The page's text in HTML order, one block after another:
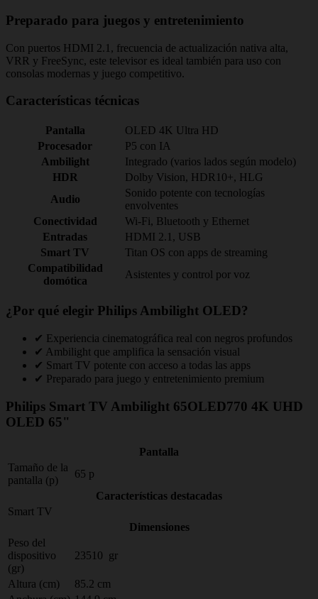
Preparado para juegos y entretenimiento
Con puertos HDMI 2.1, frecuencia de actualización nativa alta,
VRR y FreeSync, este televisor es ideal también para uso con
consolas modernas y juego competitivo.
Características técnicas
Pantalla
OLED 4K Ultra HD
Procesador
P5 con IA
Ambilight
Integrado (varios lados según modelo)
HDR
Dolby Vision, HDR10+, HLG
Audio
Sonido potente con tecnologías
envolventes
Conectividad
Wi‑Fi, Bluetooth y Ethernet
Entradas
HDMI 2.1, USB
Smart TV
Titan OS con apps de streaming
Compatibilidad
domótica
Asistentes y control por voz
¿Por qué elegir Philips Ambilight OLED?
✔ Experiencia cinematográfica real con negros profundos
✔ Ambilight que amplifica la sensación visual
✔ Smart TV potente con acceso a todas las apps
✔ Preparado para juego y entretenimiento premium
Philips Smart TV Ambilight 65OLED770 4K UHD
OLED 65"
Pantalla
Tamaño de la
pantalla (p)
65 p
Características destacadas
Smart TV
Dimensiones
Peso del
dispositivo
(gr)
23510 gr
Altura (cm)
85.2 cm